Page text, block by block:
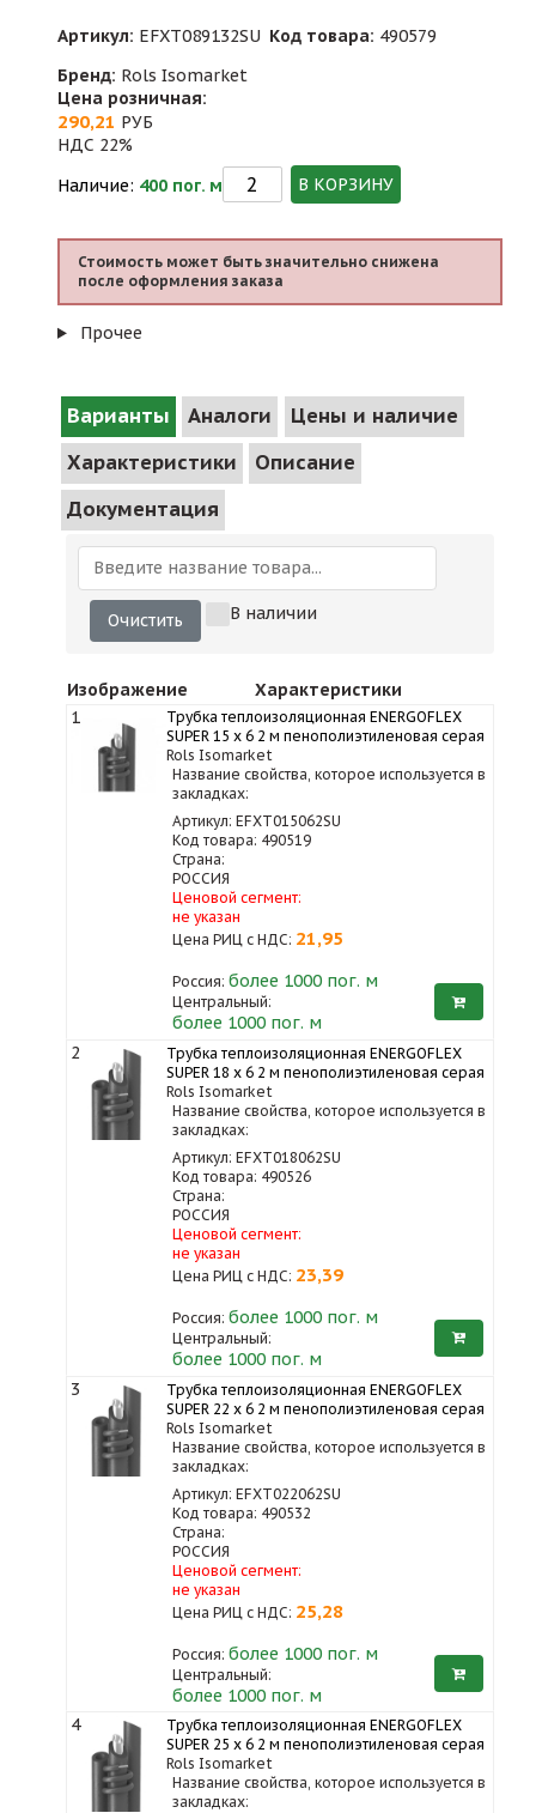
Артикул: EFXT089132SU Код товара: 490579
Бренд: Rols Isomarket
Цена розничная:
290,21 РУБ
НДС 22%
Наличие: 400 пог. м В КОРЗИНУ
Стоимость может быть значительно снижена
после оформления заказа
Прочее
Варианты Аналоги
Цены и наличие
Характеристики
Описание
Документация
Очистить В наличии
Изображение
Характеристики
1
Трубка теплоизоляционная ENERGOFLEX
SUPER 15 x 6 2 м пенополиэтиленовая серая
Rols Isomarket
Название свойства, которое используется в
закладках:
Артикул: EFXT015062SU
Код товара: 490519
Страна:
РОССИЯ
Ценовой сегмент:
не указан
Цена РИЦ с НДС: 21,95
Россия: более 1000 пог. м
Центральный:
более 1000 пог. м
2
Трубка теплоизоляционная ENERGOFLEX
SUPER 18 x 6 2 м пенополиэтиленовая серая
Rols Isomarket
Название свойства, которое используется в
закладках:
Артикул: EFXT018062SU
Код товара: 490526
Страна:
РОССИЯ
Ценовой сегмент:
не указан
Цена РИЦ с НДС: 23,39
Россия: более 1000 пог. м
Центральный:
более 1000 пог. м
3
Трубка теплоизоляционная ENERGOFLEX
SUPER 22 x 6 2 м пенополиэтиленовая серая
Rols Isomarket
Название свойства, которое используется в
закладках:
Артикул: EFXT022062SU
Код товара: 490532
Страна:
РОССИЯ
Ценовой сегмент:
не указан
Цена РИЦ с НДС: 25,28
Россия: более 1000 пог. м
Центральный:
более 1000 пог. м
4
Трубка теплоизоляционная ENERGOFLEX
SUPER 25 x 6 2 м пенополиэтиленовая серая
Rols Isomarket
Название свойства, которое используется в
закладках: